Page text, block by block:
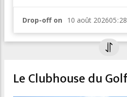
Drop-off on Heure
Le Clubhouse du